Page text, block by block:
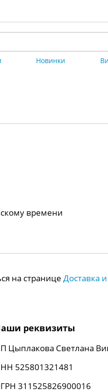
Новинки
времени
на странице Доставка
реквизиты
Цыплакова Светлана
525801321481
311525826900016